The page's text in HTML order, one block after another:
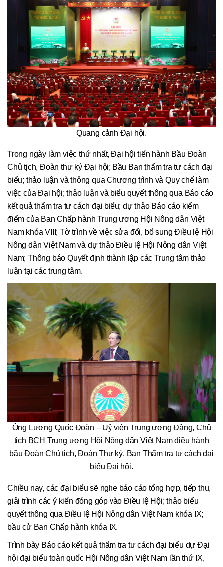
Quang cảnh Đại hội.
Trong ngày làm việc thứ nhất, Đại hội tiến hành Bầu Đoàn
Chủ tịch, Đoàn thư ký Đại hội; Bầu Ban thẩm tra tư cách đại
biểu; thảo luận và thông qua Chương trình và Quy chế làm
việc của Đại hội; thảo luận và biểu quyết thông qua Báo cáo
kết quả thẩm tra tư cách đại biểu; dự thảo Báo cáo kiểm
điểm của Ban Chấp hành Trung ương Hội Nông dân Việt
Nam khóa VIII; Tờ trình về việc sửa đổi, bổ sung Điều lệ Hội
Nông dân Việt Nam và dự thảo Điều lệ Hội Nông dân Việt
Nam; Thông báo Quyết định thành lập các Trung tâm thảo
luận tại các trung tâm.
Ông Lương Quốc Đoàn – Uỷ viên Trung ương Đảng, Chủ
tịch BCH Trung ương Hội Nông dân Việt Nam điều hành
bầu Đoàn Chủ tịch, Đoàn Thư ký, Ban Thẩm tra tư cách đại
biểu Đại hội.
Chiều nay, các đại biểu sẽ nghe báo cáo tổng hợp, tiếp thu,
giải trình các ý kiến đóng góp vào Điều lệ Hội; thảo biểu
quyết thông qua Điều lệ Hội Nông dân Việt Nam khóa IX;
bầu cử Ban Chấp hành khóa IX.
Trình bày Báo cáo kết quả thẩm tra tư cách đại biểu dự Đại
hội đại biểu toàn quốc Hội Nông dân Việt Nam lần thứ IX,